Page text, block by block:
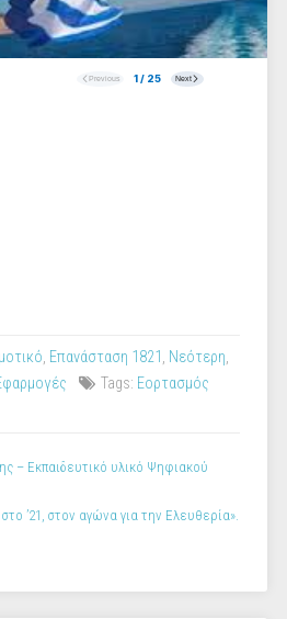
, Επανάσταση 1821 , Νεότερη,
Tags: Εορτασμός
– Εκπαιδευτικό υλικό Ψηφιακού
’21, στον αγώνα για την Ελευθερία».